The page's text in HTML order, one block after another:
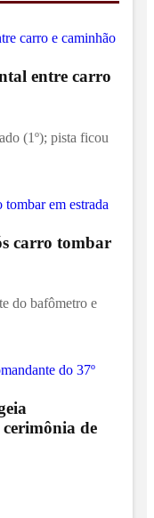
entre carro
(1º); pista ficou
carro tombar
do bafômetro e
de